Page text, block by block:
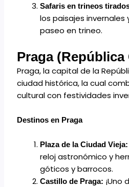
Safaris en trineos
los paisajes invernales
paseo en trineo.
Praga (República
Praga, la capital de la
ciudad histórica, la cual
cultural con festividades
Destinos en Praga
Plaza de la Ciudad
reloj astronómico y
góticos y barrocos.
Castillo de Praga: ¡Uno